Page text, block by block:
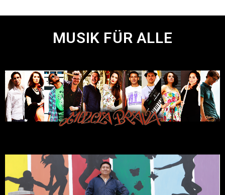
MUSIK FÜR ALLE